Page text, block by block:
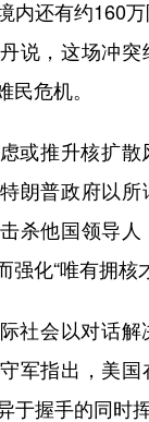
内还有约160
说，这场冲
民危机。
推升核扩散
朗普政府以所
杀他国领导人
强化“唯有拥核
会以对话解
军指出，美国
于握手的同时